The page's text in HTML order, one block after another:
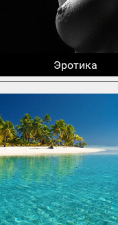
Эротика